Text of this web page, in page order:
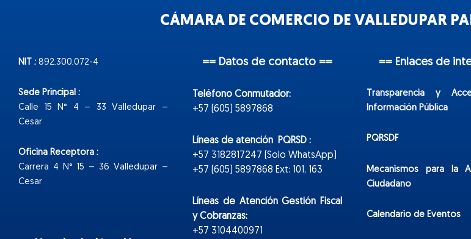
CÁMARA DE COMERCIO DE VALLEDUPAR
NIT : 892.300.072-4
Sede Principal :
Calle 15 N° 4 – 33 Valledupar –
Cesar
Oficina Receptora :
Carrera 4 N° 15 – 36 Valledupar –
Cesar
== Datos de contacto ==
Teléfono Conmutador:
+57 (605) 5897868
Líneas de atención PQRSD :
+57 3182817247 (Solo WhatsApp)
+57 (605) 5897868 Ext: 101, 163
Líneas de Atención Gestión Fiscal
y Cobranzas:
+57 3104400971
== Enlaces de
Transparencia y
Información Pública
PQRSDF
Mecanismos para la
Ciudadano
Calendario de Eventos